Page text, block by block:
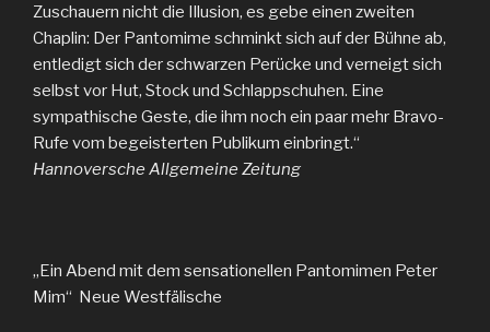
Zuschauern nicht die Illusion, es gebe einen zweiten
Chaplin: Der Pantomime schminkt sich auf der Bühne ab,
entledigt sich der schwarzen Perücke und verneigt sich
selbst vor Hut, Stock und Schlappschuhen. Eine
sympathische Geste, die ihm noch ein paar mehr Bravo-
Rufe vom begeisterten Publikum einbringt.“
Hannoversche Allgemeine Zeitung
„Ein Abend mit dem sensationellen Pantomimen Peter
Mim“ Neue Westfälische